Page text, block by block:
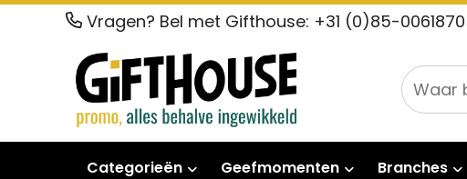
Vragen? Bel met Gifthouse: +31 (0)85-0061870
Categorieën Geefmomenten Branches